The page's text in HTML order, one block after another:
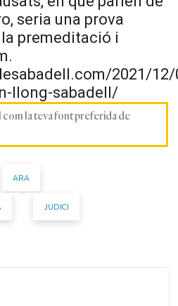
seria una prova
premeditació i
2021/
llong-sabadell/
com la teva font preferida de
ARA
JUDICI